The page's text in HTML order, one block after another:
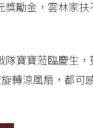
勵金，雲林家
寶寶蒞臨慶生
轉涼風扇，都可